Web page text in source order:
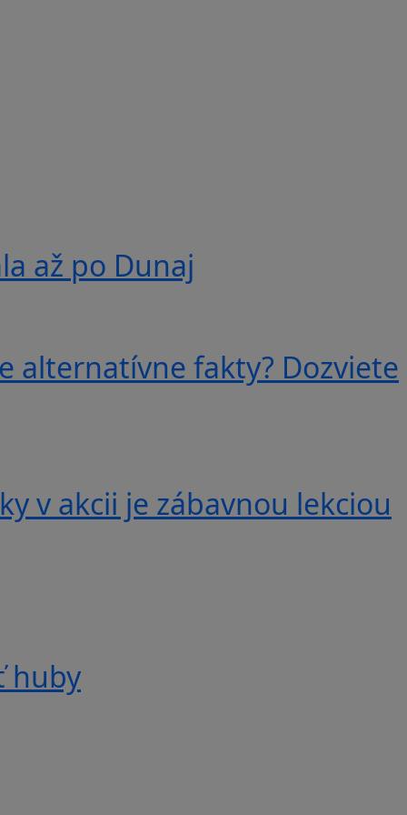
až po Dunaj
alternatívne fakty? Dozviete
v akcii je zábavnou lekciou
huby